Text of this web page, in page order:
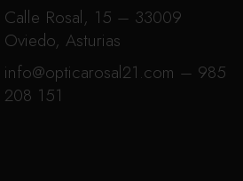
Calle Rosal, 15 – 33009
Oviedo, Asturias
info@opticarosal21.com – 985
208 151